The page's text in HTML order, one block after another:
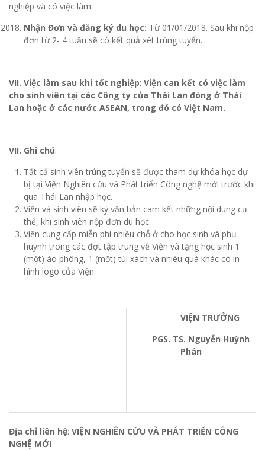
nghiệp và có việc làm.
Nhận Đơn và đăng ký du học: Từ 01/01/2018. Sau khi nộp
đơn từ 2- 4 tuần sẽ có kết quả xét trúng tuyển.
VII. Việc làm sau khi tốt nghiệp: Viện can kết có việc làm
cho sinh viên tại các Công ty của Thái Lan đóng ở Thái
Lan hoặc ở các nước ASEAN, trong đó có Việt Nam.
VII. Ghi chú:
Tất cả sinh viên trúng tuyển sẽ được tham dự khóa học dự
bị tại Viện Nghiên cứu và Phát triển Công nghệ mới trước khi
qua Thái Lan nhập học.
Viện và sinh viên sẽ ký văn bản cam kết những nội dung cụ
thể, khi sinh viên nộp đơn du học.
Viện cung cấp miễn phí nhiều chỗ ở cho học sinh và phụ
huynh trong các đợt tập trung về Viện và tặng học sinh 1
(một) áo phông, 1 (một) túi xách và nhiêu quà khác có in
hình logo của Viện.
VIỆN TRƯỞNG
PGS. TS. Nguyễn Huỳnh
Phán
Địa chỉ liên hệ: VIỆN NGHIÊN CỨU VÀ PHÁT TRIỂN CÔNG
NGHỆ MỚI